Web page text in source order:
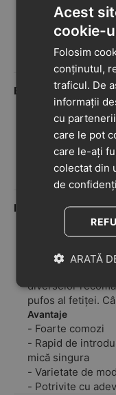
Foarte
încântat, ca nu
încălțăminte...
făcut sezonul de
fac stocul
produsele de
Bucea Ana Maria
5
Recomand
ai celor mai
Avantaje
Talpa
Papucii foarte
Iulia Avram
5
de când cea
diverselor
pufos al fetiței.
am găsit acest
gândindu-mă
măcar un model.
modelele ii
De atunci avem
pantofiori ca
Avantaje
- Foarte comozi
- Rapid de
mică singura
- Varietate de
- Potrivite cu
Acest
cookie-
Folosim
conținutul,
traficul. De
informații
cu
care le pot
care le-ați
colectat din
de
ARATĂ